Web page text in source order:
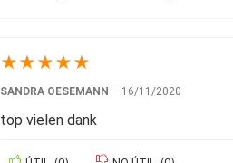
★★★★★
SANDRA OESEMANN – 16/11/2020
top vielen dank